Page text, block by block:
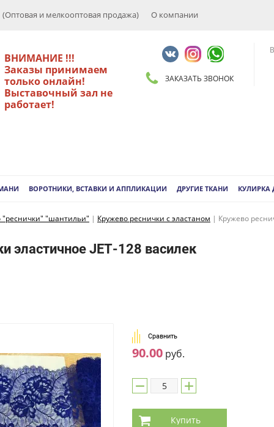
и мелкооптовая продажа) О компании
ВНИМАНИЕ !!!
Заказы принимаем
только онлайн!
Выставочный зал не
работает!
ЗАКАЗАТЬ ЗВОНОК
ВОРОТНИКИ, ВСТАВКИ И АППЛИКАЦИИ ДРУГИЕ ТКАНИ КУЛИРКА
"реснички" "шантильи" | Кружево реснички с эластаном | Кружево
эластичное JET-128 василек
Сравнить
90.00 руб.
Купить